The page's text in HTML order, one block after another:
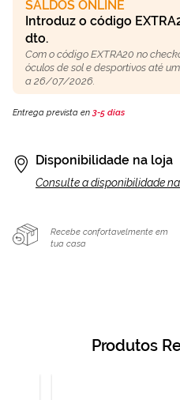
SALDOS ONLINE
Introduz o código
dto.
Com o código EXTRA20 no
óculos de sol e desportivos até
a 26/07/2026.
Entrega prevista en3-5 días
Disponibilidade na loja
Consulte a disponibilidade
Recebe confortavelmente em
tua casa
Produtos